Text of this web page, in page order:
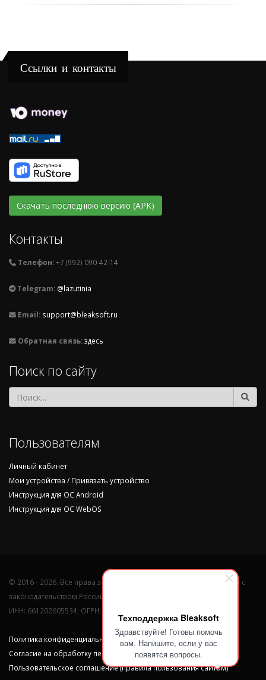
Техподдержка Bleaksoft
Здравствуйте! Готовы помочь
вам. Напишите, если у вас
появятся вопросы.
Ссылки и контакты
Скачать последнюю версию (APK)
Контакты
Телефон:+7 (992) 090-42-14
Telegram: @lazutinia
Email: support@bleaksoft.ru
Обратная связь:здесь
Поиск по сайту
Пользователям
Личный кабинет
Мои устройства / Привязать устройство
Инструкция для ОС Android
Инструкция для ОС WebOS
© 2016 - 2026. Все права защищены и охраняются в соответствии с
законодательством Российской Федерации.
ИНН: 661202605534, ОГРН: 315661200003328
Политика конфиденциальности персональных данных
Согласие на обработку персональных данных
Пользовательское соглашение (правила пользования сайтом)